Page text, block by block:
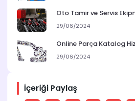
Oto Tamir ve Servis
29/06/2024
Online Parça Katalog
29/06/2024
İçeriği Paylaş